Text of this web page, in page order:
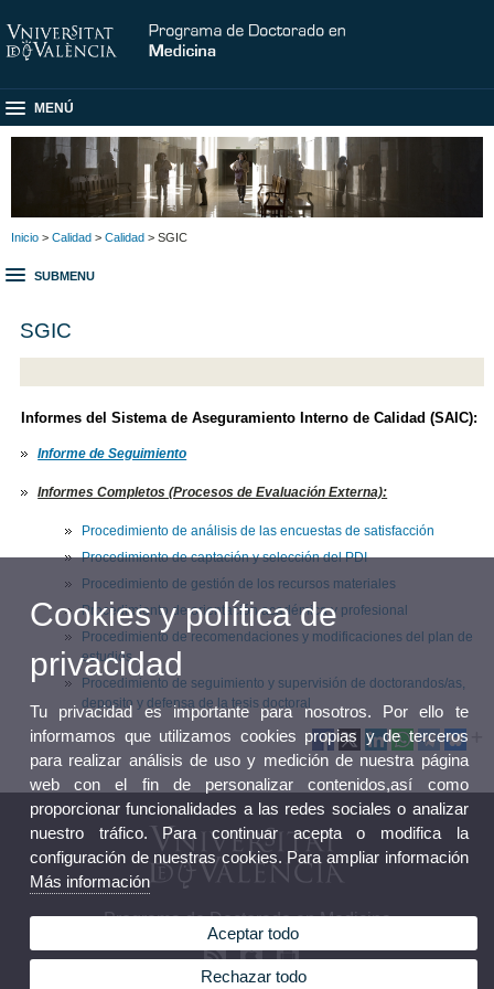
MENÚ
Inicio > Calidad > Calidad > SGIC
SUBMENU
SGIC
Informes del Sistema de Aseguramiento Interno de Calidad (SAIC):
Informe de Seguimiento
Informes Completos (Procesos de Evaluación Externa):
Procedimiento de análisis de las encuestas de satisfacción
Procedimiento de captación y selección del PDI
Procedimiento de gestión de los recursos materiales
Procedimiento de orientación académica y profesional
Procedimiento de recomendaciones y modificaciones del plan de
estudios
Procedimiento de seguimiento y supervisión de doctorandos/as,
deposito y defensa de la tesis doctoral
Programa de Doctorado en Medicina
Cookies y política de
privacidad
Tu privacidad es importante para nosotros. Por ello te
informamos que utilizamos cookies propias y de terceros
para realizar análisis de uso y medición de nuestra página
web con el fin de personalizar contenidos,así como
proporcionar funcionalidades a las redes sociales o analizar
nuestro tráfico. Para continuar acepta o modifica la
configuración de nuestras cookies. Para ampliar información
Más información
Aceptar todo
Rechazar todo